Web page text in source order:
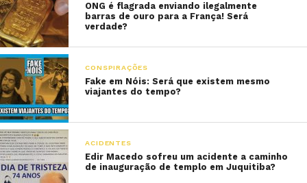
ONG é flagrada enviando ilegalmente
barras de ouro para a França! Será
verdade?
CONSPIRAÇÕES
Fake em Nóis: Será que existem mesmo
viajantes do tempo?
ACIDENTES
Edir Macedo sofreu um acidente a caminho
de inauguração de templo em Juquitiba?